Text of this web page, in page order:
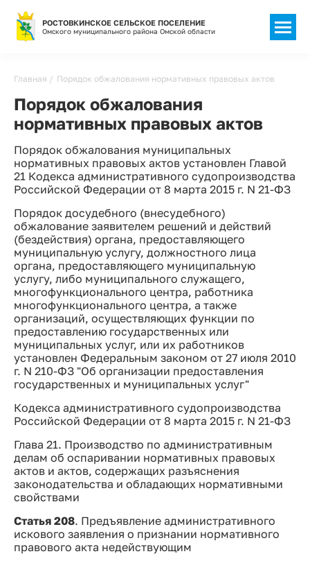
РОСТОВКИНСКОЕ СЕЛЬСКОЕ ПОСЕЛЕНИЕ
Омского муниципального района Омской области
Строка
навигации
Главная Порядок обжалования нормативных правовых актов
Порядок обжалования
нормативных правовых актов
Порядок обжалования муниципальных
нормативных правовых актов установлен Главой
21 Кодекса административного судопроизводства
Российской Федерации от 8 марта 2015 г. N 21-ФЗ
Порядок досудебного (внесудебного)
обжалование заявителем решений и действий
(бездействия) органа, предоставляющего
муниципальную услугу, должностного лица
органа, предоставляющего муниципальную
услугу, либо муниципального служащего,
многофункционального центра, работника
многофункционального центра, а также
организаций, осуществляющих функции по
предоставлению государственных или
муниципальных услуг, или их работников
установлен Федеральным законом от 27 июля 2010
г. N 210-ФЗ "Об организации предоставления
государственных и муниципальных услуг"
Кодекса административного судопроизводства
Российской Федерации от 8 марта 2015 г. N 21-ФЗ
Глава 21. Производство по административным
делам об оспаривании нормативных правовых
актов и актов, содержащих разъяснения
законодательства и обладающих нормативными
свойствами
Статья 208. Предъявление административного
искового заявления о признании нормативного
правового акта недействующим